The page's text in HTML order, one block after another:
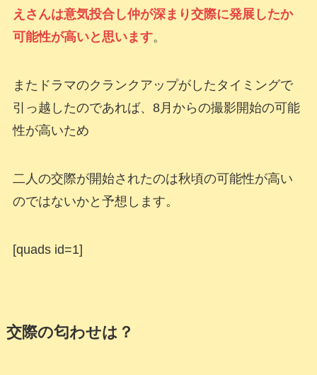
えさんは意気投合し仲が深まり交際に発展したか
可能性が高いと思います。
またドラマのクランクアップがしたタイミングで
引っ越したのであれば、8月からの撮影開始の可能
性が高いため
二人の交際が開始されたのは秋頃の可能性が高い
のではないかと予想します。
[quads id=1]
交際の匂わせは？